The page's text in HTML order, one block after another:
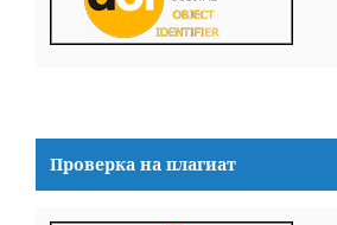
Проверка на плагиат